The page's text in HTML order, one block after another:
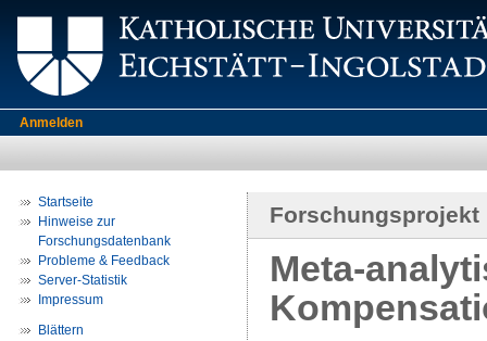
Anmelden
Startseite
Hinweise zur
Forschungsdatenbank
Probleme & Feedback
Server-Statistik
Impressum
Blättern
Forschungsprojekt
Meta-